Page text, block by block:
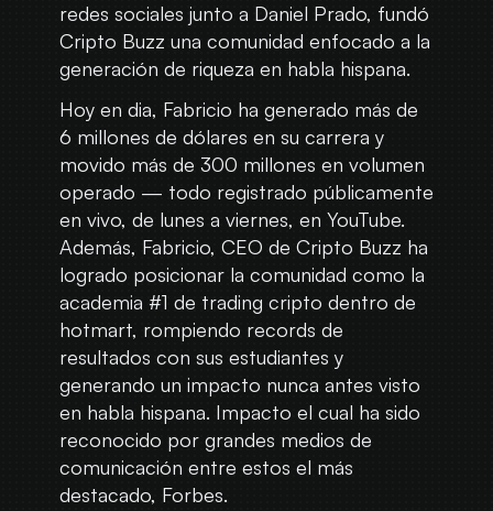
redes sociales junto a Daniel Prado, fundó
Cripto Buzz una comunidad enfocado a la
generación de riqueza en habla hispana.
Hoy en dia, Fabricio ha generado más de
6 millones de dólares en su carrera y
movido más de 300 millones en volumen
operado — todo registrado públicamente
en vivo, de lunes a viernes, en YouTube.
Además, Fabricio, CEO de Cripto Buzz ha
logrado posicionar la comunidad como la
academia #1 de trading cripto dentro de
hotmart, rompiendo records de
resultados con sus estudiantes y
generando un impacto nunca antes visto
en habla hispana. Impacto el cual ha sido
reconocido por grandes medios de
comunicación entre estos el más
destacado, Forbes.